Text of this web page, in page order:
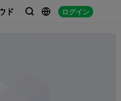
ド   ログイン